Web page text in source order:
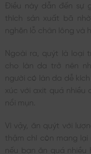
Điều này dẫn đến sự
thích sản xuất bã
nghẽn lỗ chân lông và
Ngoài ra, quýt là loại
cho làn da trở nên
người có làn da dễ
xúc với axit quá
nổi mụn.
Vì vậy, ăn quýt với
thậm chí còn mang lại
nếu bạn ăn quá